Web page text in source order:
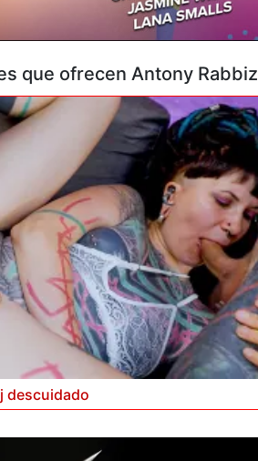
que ofrecen Antony Rabbiz
descuidado